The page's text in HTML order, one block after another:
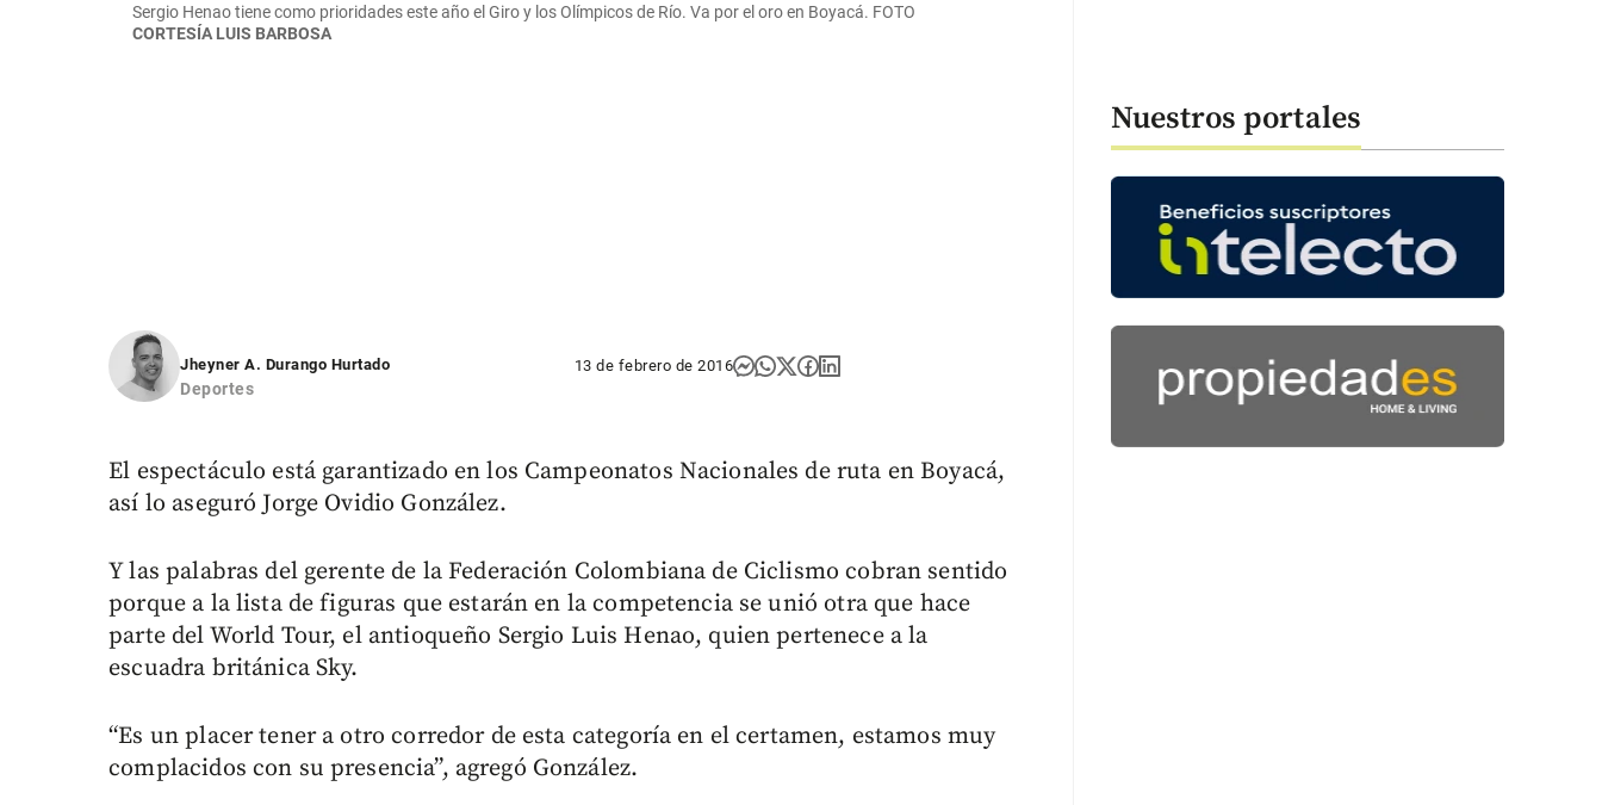
Sergio Henao tiene como prioridades este año el Giro y los Olímpicos de Río. Va por el oro en Boyacá. FOTO
CORTESÍA LUIS BARBOSA
Jheyner A. Durango Hurtado
Deportes
13 de febrero de 2016
El espectáculo está garantizado en los Campeonatos Nacionales de ruta en Boyacá,
así lo aseguró Jorge Ovidio González.
Y las palabras del gerente de la Federación Colombiana de Ciclismo cobran sentido
porque a la lista de figuras que estarán en la competencia se unió otra que hace
parte del World Tour, el antioqueño Sergio Luis Henao, quien pertenece a la
escuadra británica Sky.
“Es un placer tener a otro corredor de esta categoría en el certamen, estamos muy
complacidos con su presencia”, agregó González.
Nuestros portales